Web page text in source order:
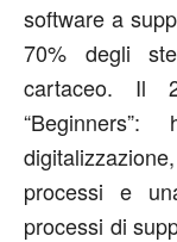
software a
70% degli
cartaceo. Il
processi e
processi di